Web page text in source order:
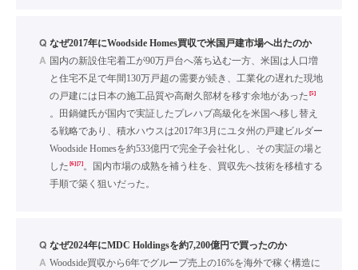
Q なぜ2017年にWoodside Homes買収で米国戸建市場へ出たのか
A 国内の新設住宅着工が90万戸台へ落ち込む一方、米国は人口増
と住宅不足で年間130万戸超の需要が続き、工業化の遅れた現地
の戸建には日本の施工品質や高耐久部材を移す余地があった [5]
。田鍋健氏が国内で実証したプレハブ高級化を米国へ移し替え
る戦略であり、積水ハウスは2017年3月にユタ州の戸建ビルダー
Woodside Homesを約533億円で完全子会社化し、その実証の場と
した [6][7]。国内市場の成熟を補う柱を、買収先へ技術を移植する
手順で築く狙いだった。
Q なぜ2024年にMDC Holdingsを約7,200億円で買ったのか
A Woodside買収から6年でグループ売上の16%を海外で稼ぐ構造に